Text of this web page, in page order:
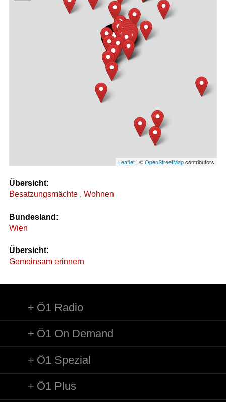
Leaflet | ©OpenStreetMapcontributors
Übersicht:
Besatzungsmächte , Wohnen
Bundesland:
Wien
Übersicht:
Gemeinsam erinnern
Ö1 Radio
Ö1 On Demand
Ö1 Spezial
Ö1 Plus